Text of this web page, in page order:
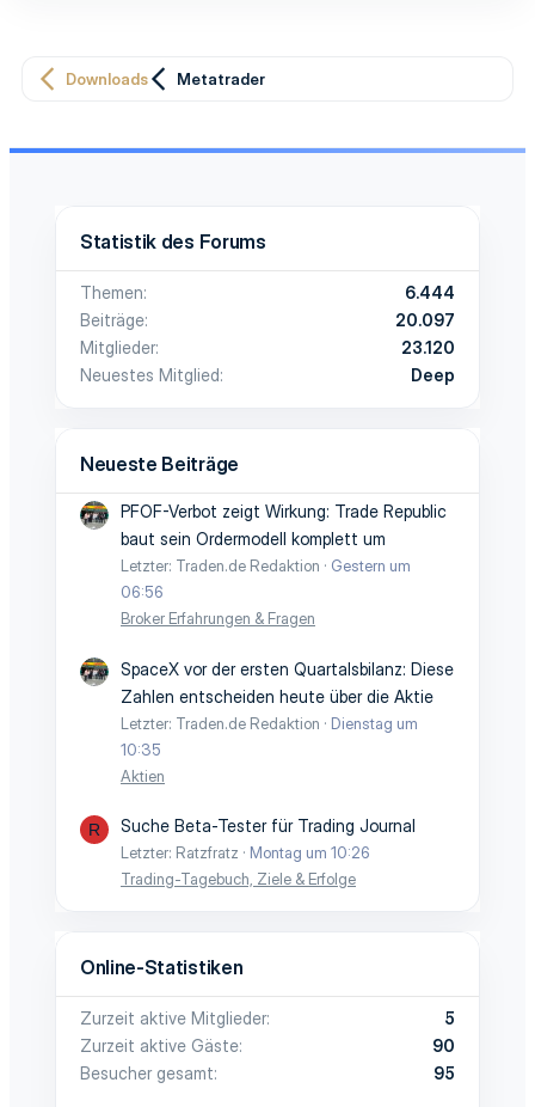
n
Downloads Metatrader
Statistik des Forums
Themen
6.444
Beiträge
20.097
Mitglieder
23.120
Neuestes Mitglied
Deep
Neueste Beiträge
PFOF-Verbot zeigt Wirkung: Trade Republic
baut sein Ordermodell komplett um
Letzter: Traden.de Redaktion
Gestern um
06:56
Broker Erfahrungen & Fragen
SpaceX vor der ersten Quartalsbilanz: Diese
Zahlen entscheiden heute über die Aktie
Letzter: Traden.de Redaktion
Dienstag um
10:35
Aktien
R Suche Beta-Tester für Trading Journal
Letzter: Ratzfratz
Montag um 10:26
Trading-Tagebuch, Ziele & Erfolge
Online-Statistiken
Zurzeit aktive Mitglieder
5
Zurzeit aktive Gäste
90
Besucher gesamt
95